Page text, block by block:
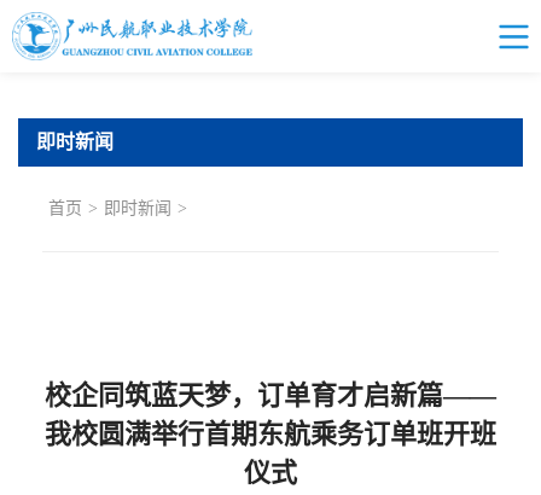
即时新闻
首页 > 即时新闻 >
校企同筑蓝天梦，订单育才启新篇——
我校圆满举行首期东航乘务订单班开班
仪式